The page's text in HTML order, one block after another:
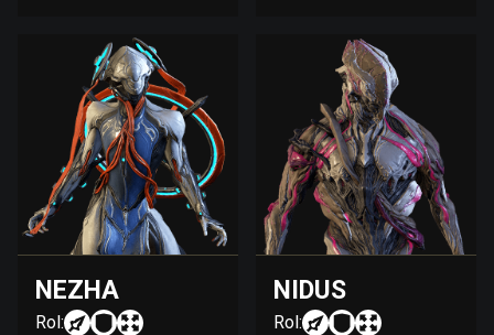
NEZHA
Rol:
NIDUS
Rol: